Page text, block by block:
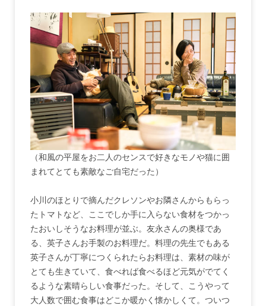
（和風の平屋をお二人のセンスで好きなモノや猫に囲
まれてとても素敵なご自宅だった）
小川のほとりで摘んだクレソンやお隣さんからもらっ
たトマトなど、ここでしか手に入らない食材をつかっ
たおいしそうなお料理が並ぶ。友永さんの奥様であ
る、英子さんお手製のお料理だ。料理の先生でもある
英子さんが丁寧につくられたらお料理は、素材の味が
とても生きていて、食べれば食べるほど元気がでてく
るような素晴らしい食事だった。そして、こうやって
大人数で囲む食事はどこか暖かく懐かしくて。ついつ